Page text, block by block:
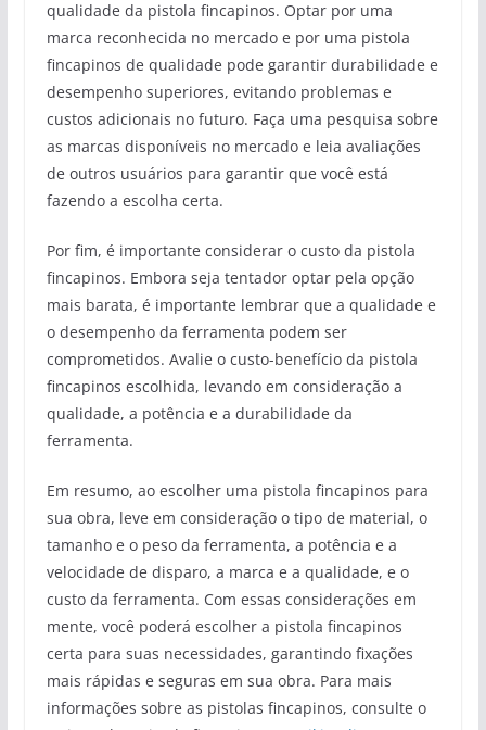
qualidade da pistola fincapinos. Optar por uma
marca reconhecida no mercado e por uma pistola
fincapinos de qualidade pode garantir durabilidade e
desempenho superiores, evitando problemas e
custos adicionais no futuro. Faça uma pesquisa sobre
as marcas disponíveis no mercado e leia avaliações
de outros usuários para garantir que você está
fazendo a escolha certa.
Por fim, é importante considerar o custo da pistola
fincapinos. Embora seja tentador optar pela opção
mais barata, é importante lembrar que a qualidade e
o desempenho da ferramenta podem ser
comprometidos. Avalie o custo-benefício da pistola
fincapinos escolhida, levando em consideração a
qualidade, a potência e a durabilidade da
ferramenta.
Em resumo, ao escolher uma pistola fincapinos para
sua obra, leve em consideração o tipo de material, o
tamanho e o peso da ferramenta, a potência e a
velocidade de disparo, a marca e a qualidade, e o
custo da ferramenta. Com essas considerações em
mente, você poderá escolher a pistola fincapinos
certa para suas necessidades, garantindo fixações
mais rápidas e seguras em sua obra. Para mais
informações sobre as pistolas fincapinos, consulte o